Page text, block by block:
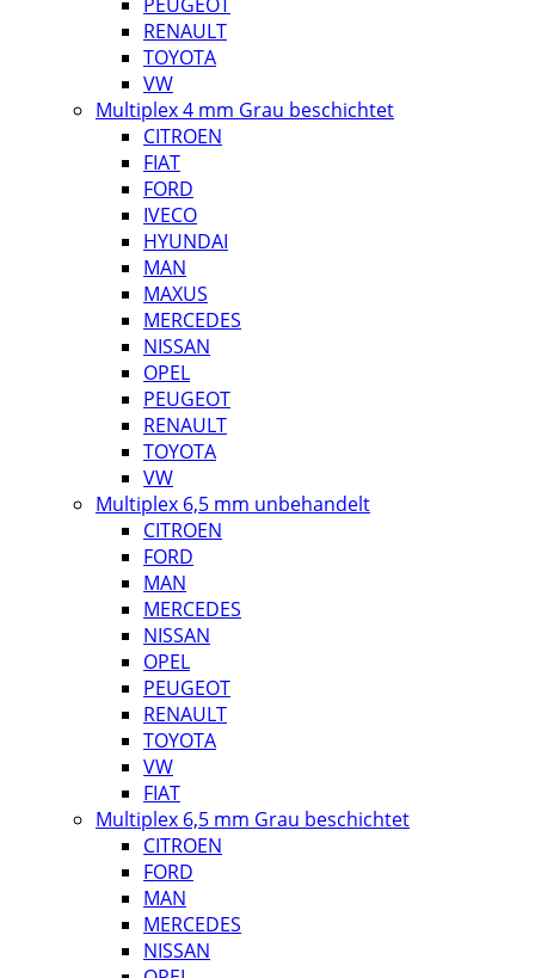
RENAULT
TOYOTA
VW
Multiplex 4 mm Grau beschichtet
CITROEN
FIAT
FORD
IVECO
HYUNDAI
MAN
MAXUS
MERCEDES
NISSAN
OPEL
PEUGEOT
RENAULT
TOYOTA
VW
Multiplex 6,5 mm unbehandelt
CITROEN
FORD
MAN
MERCEDES
NISSAN
OPEL
PEUGEOT
RENAULT
TOYOTA
VW
FIAT
Multiplex 6,5 mm Grau beschichtet
CITROEN
FORD
MAN
MERCEDES
NISSAN